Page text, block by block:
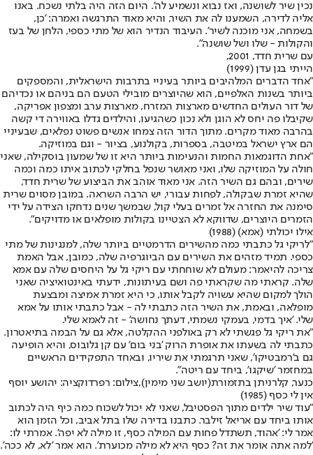
נכין שיר לשושנה, ואז נבוא ונשמיע לה'. היום הזה היה בלתי נשכח. באנו
אליה לדירה, השמענו לה את השיר, והיא מאוד התרגשה ואמרה: 'כן,
בשמחה, אני מוכנה לשיר'. העיבוד הנדיר הוא של מתי כספי, הלחן של בעז
והקולות - שלו ושל שושנה".
עם שרית חדד, 2001,
הייתי בגן עדן (1999)
"אחד הדברים המלהיבים ביותר בעיניי בתרבות הישראלית, והמספקים
ביותר בשנות האלפיים, הוא שהיוצרים מובילי הטעם הם בניהם או נכדיהם
של דור העולים החדשים מארצות המזרח, מארצות ערב ומצפון אפריקה,
שקיבלו פה יחס לא הוגן ולא נכון כשהגיעו, והילדים גדלו באווירה די קשה
בהרבה מאוד מקרים. מתוך הדור הזה צמחו אנשים פשוט נפלאים, שבעיניי
הם ארץ ישראל במיטבה, בספרות, בקולנוע, בציור - וגם במוזיקה.
"אחת הדוגמאות החמות והנעימות ביותר היא זו של שמעון בוסקילה, שאני
חולה על המוזיקה שלו, ואני מאושר שנפל בחלקי לכתוב איתו כמה וכמה
שירים, ובהם גם השיר הזה. אני מאוד אוהב את הביצוע של שרית חדד,
שהיא זמרת שבקולה, לפחות עבורי, יש הרבה השראה. במובן מסוים שרית
סימנה את החזרה אל זמרים בעלי קול, שבמשך שנים נדחקו הצידה על ידי
הזמרים היוצרים, שדווקא לא הצטיינו בקולות מופלאים או מדויקים".
אילו יכולתי (אמא) (1988)
"לריקי גל כתבתי כמה מהשירים הדרמטיים ביותר שלה, למנגינות של מתי
כספי. תמיד מזהים את השירים עם הביוגרפיה שלה, כמובן, אבל האמת
צריכה להיאמר: מעולם לא שוחחתי עם ריקי גל על היחסים שלה עם אמא
שלה. קראתי מה שקראתי פה ושם בעיתונות, ידעתי באינטואיציה שאני
הולך למקום שהיא עשויה לקבל אותו, כי היא זמרת אמיצה ומבצעת
מופלאה, ובאמת, את השיר הזה כתבתי לה - אבל כתבתי אותו על אמא
שלי. 'איך בדמי, בעמקי נשמתי, דעתך נחושה' - זה לאמא שלי.
"את ריקי גל פגשתי לא רק באולפני ההקלטה, אלא גם על הבמה בתיאטרון.
כתבתי לה בשעתו את אופרת הרוק 'בני בום' עם קן גלובוס, והיא הופיעה
גם ב'רמבטיקו', שאני תרגמתי את שיריו, ובאחד התפקידים הראשיים
במחזמר 'שיקגו', ביחד עם ריטה".
כנער, קלרניתן בתזמורת(יושב שני מימין),צילום: רפרדוקציה: יהושע יוסף
אין לי כסף (1985)
"עוד שיר ילדים מתוך הפסטיבל, שאני לא יכול לשכוח כמה כיף היה לכתוב
אותו ביחד עם אריאל זילבר. כתבנו בדירה שלו בתל אביב, וכל הזמן הוא
אמר לי: 'אהוד, תשתדל פחות עם המילה כסף, זו מילה לא יפה'. אמרתי לו:
'למה אתה אומר את זה? כסף היא לא מילה מכוערת'. הוא אמר 'לא, לא ככה'.